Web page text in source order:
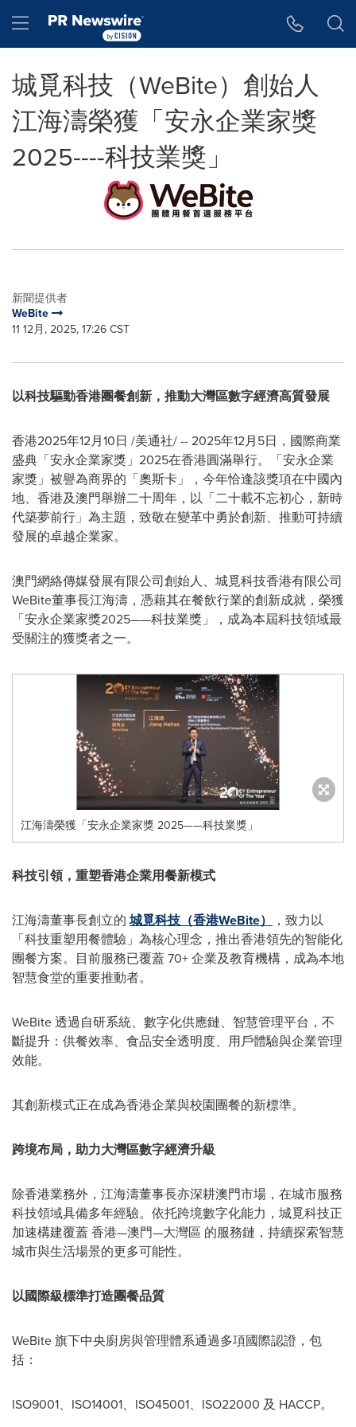
Hamburger menu
城覓科技（WeBite）創始人
江海濤榮獲「安永企業家獎
2025----科技業獎」
新聞提供者
WeBite
11 12月, 2025, 17:26 CST
以科技驅動香港團餐創新，推動大灣區數字經濟高質發展
香港2025年12月10日 /美通社/ -- 2025年12月5日，國際商業
盛典「安永企業家獎」2025在香港圓滿舉行。「安永企業
家獎」被譽為商界的「奧斯卡」，今年恰逢該獎項在中國內
地、香港及澳門舉辦二十周年，以「二十載不忘初心，新時
代築夢前行」為主題，致敬在變革中勇於創新、推動可持續
發展的卓越企業家。
澳門網絡傳媒發展有限公司創始人、城覓科技香港有限公司
WeBite董事長江海濤，憑藉其在餐飲行業的創新成就，榮獲
「安永企業家獎2025——科技業獎 」
，成為本屆科技領域最
受關注的獲獎者之一。
江海濤榮獲「安永企業家獎 2025——科技業獎」
科技引領，重塑香港企業用餐新模式
江海濤董事長創立的 城覓科技（香港WeBite）
，致力以
「科技重塑用餐體驗」為核心理念，推出香港領先的智能化
團餐方案。目前服務已覆蓋 70+ 企業及教育機構，成為本地
智慧食堂的重要推動者。
WeBite 透過自研系統、數字化供應鏈、智慧管理平台，不
斷提升：供餐效率、食品安全透明度、用戶體驗與企業管理
效能。
其創新模式正在成為香港企業與校園團餐的新標準。
跨境布局，助力大灣區數字經濟升級
除香港業務外，江海濤董事長亦深耕澳門市場，在城市服務
科技領域具備多年經驗。依托跨境數字化能力，城覓科技正
加速構建覆蓋 香港—澳門—大灣區 的服務鏈，持續探索智慧
城市與生活場景的更多可能性。
以國際級標準打造團餐品質
WeBite 旗下中央廚房與管理體系通過多項國際認證，包
括：
ISO9001、ISO14001、ISO45001、ISO22000 及 HACCP。